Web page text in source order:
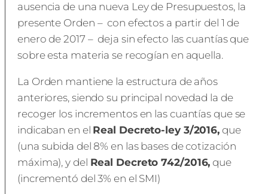
ausencia de una nueva Ley de Presupuestos, la
presente Orden – con efectos a partir del 1 de
enero de 2017 – deja sin efecto las cuantías que
sobre esta materia se recogían en aquella.
La Orden mantiene la estructura de años
anteriores, siendo su principal novedad la de
recoger los incrementos en las cuantías que se
indicaban en el Real Decreto-ley 3/2016, que
(una subida del 8% en las bases de cotización
máxima), y del Real Decreto 742/2016, que
(incrementó del 3% en el SMI)